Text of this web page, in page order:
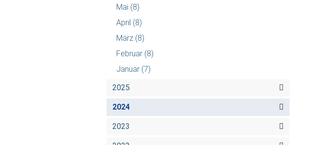
Mai (8)
April (8)
März (8)
Februar (8)
Januar (7)
2025
2024
2023